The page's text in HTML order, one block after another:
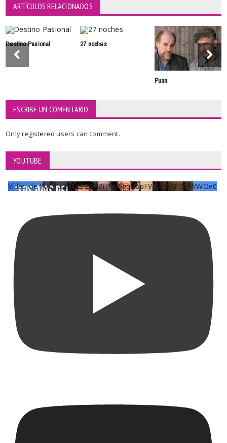
ARTÍCULOS RELACIONADOS
Destino Pasional 27 noches
Puan
ESCRIBE UN COMENTARIO
Onlyregisteredusers can comment.
YOUTUBE
Vídeo de YouTube UCKqYjiZi7lzy6gqU6pFVFiA_A3EZ9JWWOe0